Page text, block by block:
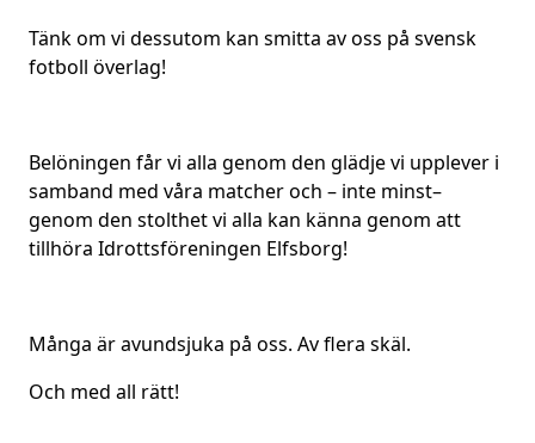
Tänk om vi dessutom kan smitta av oss på svensk
fotboll överlag!
Belöningen får vi alla genom den glädje vi upplever i
samband med våra matcher och – inte minst–
genom den stolthet vi alla kan känna genom att
tillhöra Idrottsföreningen Elfsborg!
Många är avundsjuka på oss. Av flera skäl.
Och med all rätt!